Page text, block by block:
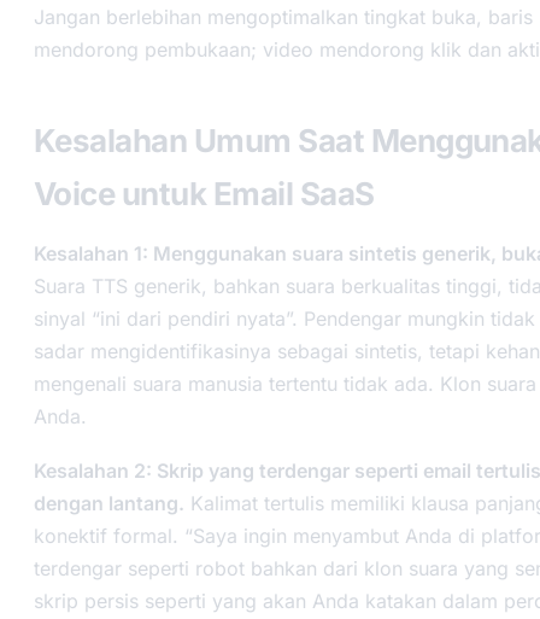
Jangan berlebihan mengoptimalkan tingkat buka, baris
mendorong pembukaan; video mendorong klik dan
Kesalahan Umum Saat
Voice untuk Email SaaS
Kesalahan 1: Menggunakan suara sintetis generik,
Suara TTS generik, bahkan suara berkualitas tinggi,
sinyal “ini dari pendiri nyata”. Pendengar mungkin
sadar mengidentifikasinya sebagai sintetis, tetapi
mengenali suara manusia tertentu tidak ada. Klon
Anda.
Kesalahan 2: Skrip yang terdengar seperti email
dengan lantang. Kalimat tertulis memiliki klausa
konektif formal. “Saya ingin menyambut Anda di
terdengar seperti robot bahkan dari klon suara yang
skrip persis seperti yang akan Anda katakan dalam